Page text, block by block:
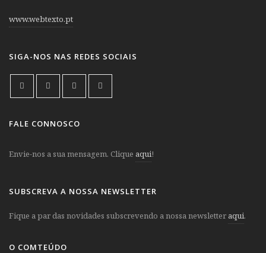
www.webtexto.pt
SIGA-NOS NAS REDES SOCIAIS
FALE CONNOSCO
Envie-nos a sua mensagem. Clique aqui!
SUBSCREVA A NOSSA NEWSLETTER
Fique a par das novidades subscrevendo a nossa newsletter aqui.
O COMTEÚDO